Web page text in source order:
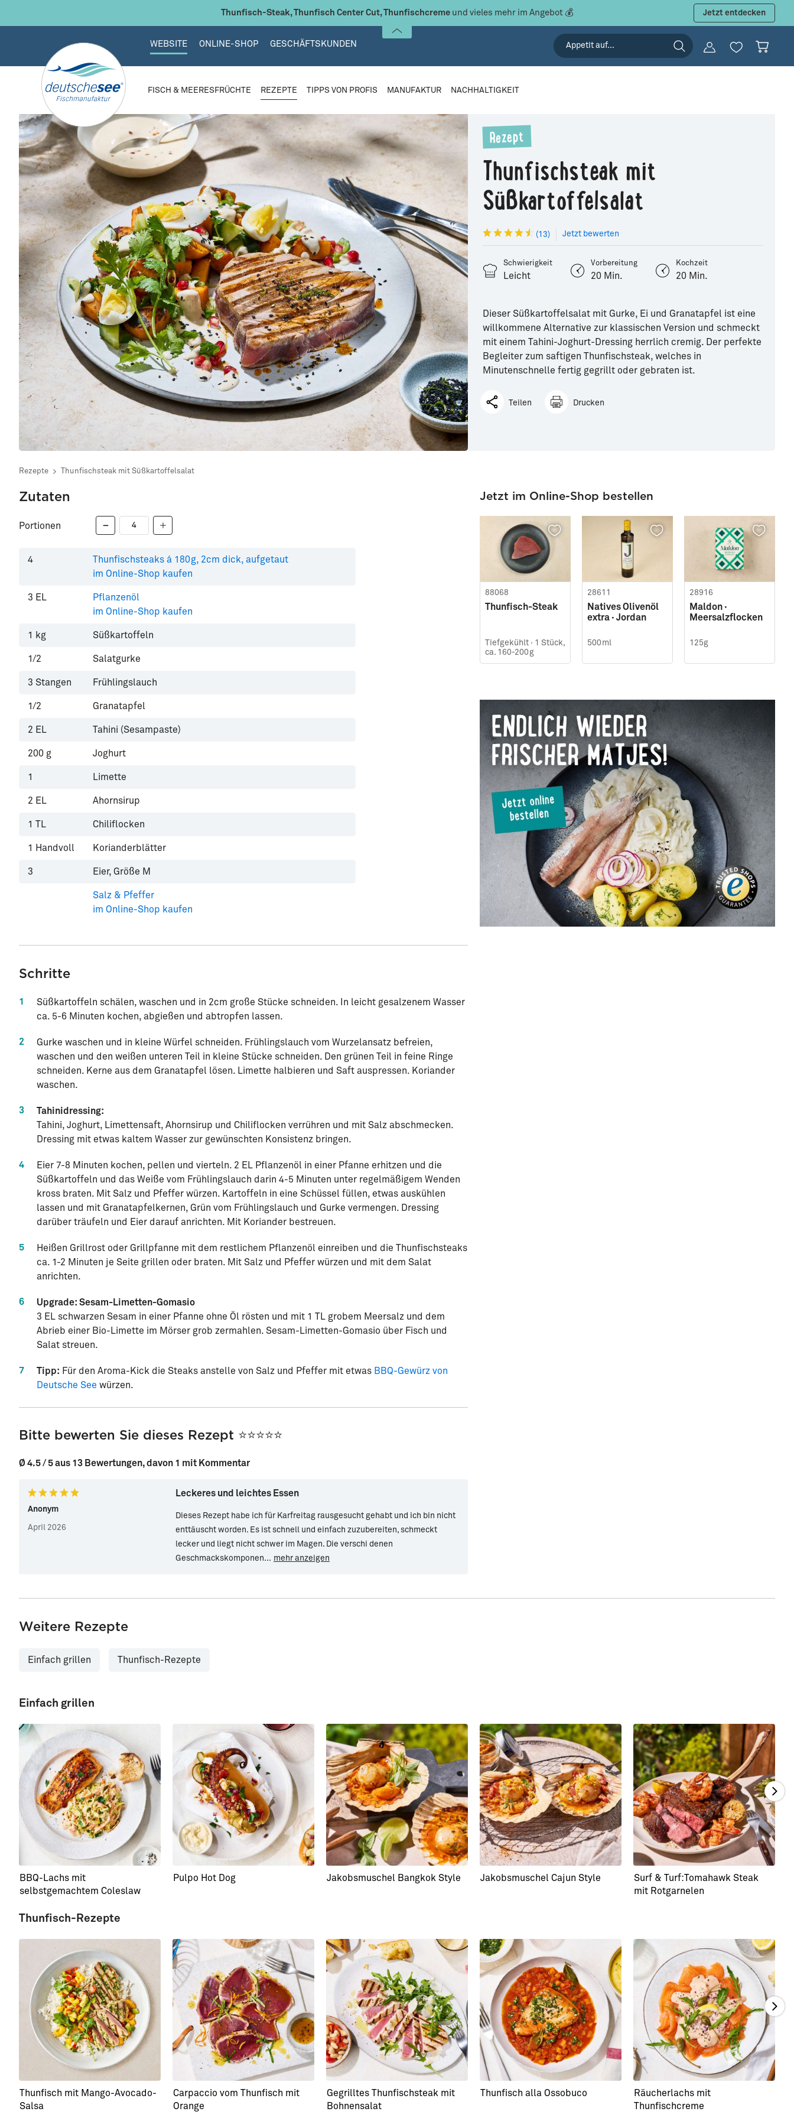
Thunfisch-Steak, Thunfisch Center Cut, Thunfischcreme und vieles mehr im Angebot 💰 Jetzt entdecken
WEBSITE ONLINE-SHOP GESCHÄFTSKUNDEN
FISCH & MEERESFRÜCHTE REZEPTE TIPPS VON PROFIS MANUFAKTUR NACHHALTIGKEIT
Rezept
Thunfischsteak mit
Süßkartoffelsalat
(13) Jetzt bewerten
Schwierigkeit
Leicht
Vorbereitung
20 Min.
Kochzeit
20 Min.
Dieser Süßkartoffelsalat mit Gurke, Ei und Granatapfel ist eine
willkommene Alternative zur klassischen Version und schmeckt
mit einem Tahini-Joghurt-Dressing herrlich cremig. Der perfekte
Begleiter zum saftigen Thunfischsteak, welches in
Minutenschnelle fertig gegrillt oder gebraten ist.
Teilen Drucken
Rezepte Thunfischsteak mit Süßkartoffelsalat
Zutaten
Portionen
4
Thunfischsteaks á 180g, 2cm dick, aufgetaut
im Online-Shop kaufen
3 EL
Pflanzenöl
im Online-Shop kaufen
1 kg Süßkartoffeln
1/2 Salatgurke
3 Stangen Frühlingslauch
1/2 Granatapfel
2 EL Tahini (Sesampaste)
200 g Joghurt
1 Limette
2 EL Ahornsirup
1 TL Chiliflocken
1 Handvoll Korianderblätter
3 Eier, Größe M
Salz & Pfeffer
im Online-Shop kaufen
Schritte
1
Süßkartoffeln schälen, waschen und in 2cm große Stücke schneiden. In leicht gesalzenem Wasser
ca. 5-6 Minuten kochen, abgießen und abtropfen lassen.
2
Gurke waschen und in kleine Würfel schneiden. Frühlingslauch vom Wurzelansatz befreien,
waschen und den weißen unteren Teil in kleine Stücke schneiden. Den grünen Teil in feine Ringe
schneiden. Kerne aus dem Granatapfel lösen. Limette halbieren und Saft auspressen. Koriander
waschen.
3
Tahinidressing:
Tahini, Joghurt, Limettensaft, Ahornsirup und Chiliflocken verrühren und mit Salz abschmecken.
Dressing mit etwas kaltem Wasser zur gewünschten Konsistenz bringen.
4
Eier 7-8 Minuten kochen, pellen und vierteln. 2 EL Pflanzenöl in einer Pfanne erhitzen und die
Süßkartoffeln und das Weiße vom Frühlingslauch darin 4-5 Minuten unter regelmäßigem Wenden
kross braten. Mit Salz und Pfeffer würzen. Kartoffeln in eine Schüssel füllen, etwas auskühlen
lassen und mit Granatapfelkernen, Grün vom Frühlingslauch und Gurke vermengen. Dressing
darüber träufeln und Eier darauf anrichten. Mit Koriander bestreuen.
5
Heißen Grillrost oder Grillpfanne mit dem restlichem Pflanzenöl einreiben und die Thunfischsteaks
ca. 1-2 Minuten je Seite grillen oder braten. Mit Salz und Pfeffer würzen und mit dem Salat
anrichten.
6
Upgrade: Sesam-Limetten-Gomasio
3 EL schwarzen Sesam in einer Pfanne ohne Öl rösten und mit 1 TL grobem Meersalz und dem
Abrieb einer Bio-Limette im Mörser grob zermahlen. Sesam-Limetten-Gomasio über Fisch und
Salat streuen.
7 Tipp: Für den Aroma-Kick die Steaks anstelle von Salz und Pfeffer mit etwas BBQ-Gewürz von
Deutsche See würzen.
Bitte bewerten Sie dieses Rezept ⭐⭐⭐⭐⭐
Ø 4.5 / 5 aus 13 Bewertungen, davon 1 mit Kommentar
Anonym
April 2026
Leckeres und leichtes Essen
Dieses Rezept habe ich für Karfreitag rausgesucht gehabt und ich bin nicht
enttäuscht worden. Es ist schnell und einfach zuzubereiten, schmeckt
lecker und liegt nicht schwer im Magen. Die verschi denen
Geschmackskomponen... mehr anzeigen
Jetzt im Online-Shop bestellen
88068
Thunfisch-Steak
Tiefgekühlt · 1 Stück,
ca. 160-200g
28611
Natives Olivenöl
extra · Jordan
500ml
28916
Maldon ·
Meersalzflocken
125g
Weitere Rezepte
Einfach grillen Thunfisch-Rezepte
Einfach grillen
BBQ-Lachs mit
selbstgemachtem Coleslaw
Pulpo Hot Dog Jakobsmuschel Bangkok Style Jakobsmuschel Cajun Style
Surf & Turf:Tomahawk Steak
mit Rotgarnelen
Thunfisch-Rezepte
Thunfisch mit Mango-Avocado-
Salsa
Carpaccio vom Thunfisch mit
Orange
Gegrilltes Thunfischsteak mit
Bohnensalat
Thunfisch alla Ossobuco
Räucherlachs mit
Thunfischcreme